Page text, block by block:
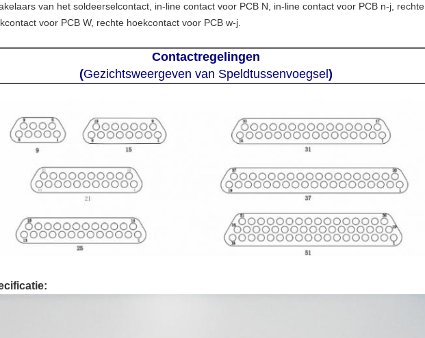
van het soldeerselcontact, in-line contact voor PCB N, in-line contact voor PCB n-j, rechte
voor PCB W, rechte hoekcontact voor PCB w-j.
Contactregelingen
(Gezichtsweergeven van Speldtussenvoegsel )